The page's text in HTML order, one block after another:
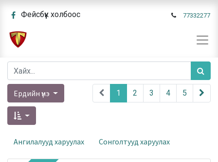
Фейсбүүк холбоос 77332277
Ердийн үнэ 1 2 3 4 5
Ангилалууд харуулах Сонголтууд харуулах